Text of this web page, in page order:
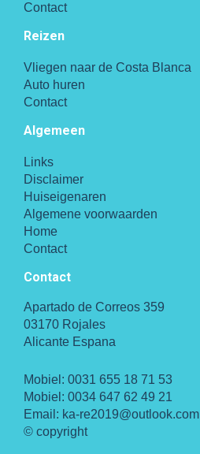
Contact
Reizen
Vliegen naar de Costa Blanca
Auto huren
Contact
Algemeen
Links
Disclaimer
Huiseigenaren
Algemene voorwaarden
Home
Contact
Contact
Apartado de Correos 359
03170 Rojales
Alicante Espana
Mobiel: 0031 655 18 71 53
Mobiel: 0034 647 62 49 21
Email: ka-re2019@outlook.com
© copyright